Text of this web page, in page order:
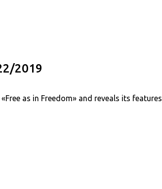
2019
as in Freedom» and reveals its